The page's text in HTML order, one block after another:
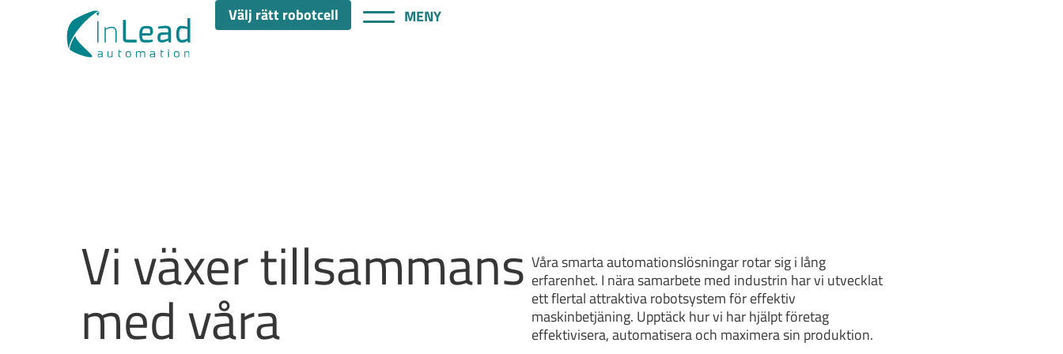
Välj rätt robotcell MENY
Vi växer tillsammans
med våra
Våra smarta automationslösningar rotar sig i lång
erfarenhet. I nära samarbete med industrin har vi utvecklat
ett flertal attraktiva robotsystem för effektiv
maskinbetjäning. Upptäck hur vi har hjälpt företag
effektivisera, automatisera och maximera sin produktion.